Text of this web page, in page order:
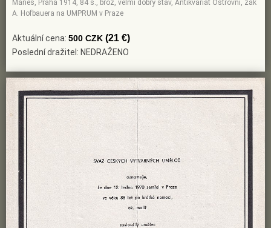
Mánes, Praha 1914, 84 s., brož, velmi dobrý stav, Antikvariát Ostrovní, žák
A. Hofbauera na UMPRUM v Praze
Aktuální cena: 500 CZK (21 €)
Poslední dražitel: NEDRAŽENO